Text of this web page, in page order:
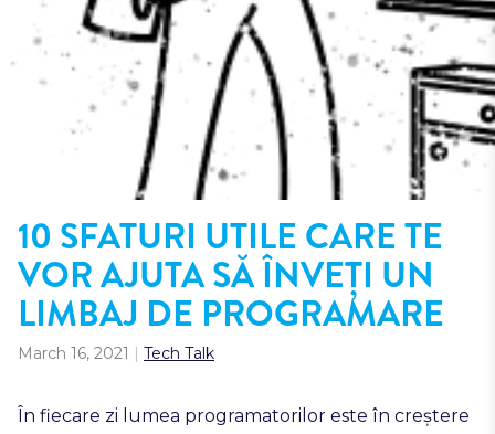
10 SFATURI UTILE CARE TE
VOR AJUTA SĂ ÎNVEȚI UN
LIMBAJ DE PROGRAMARE
March 16, 2021 | Tech Talk
În fiecare zi lumea programatorilor este în creștere